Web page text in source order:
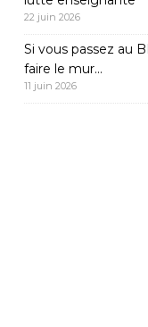
22 juin 2026
Si vous passez au
faire le mur…
11 juin 2026